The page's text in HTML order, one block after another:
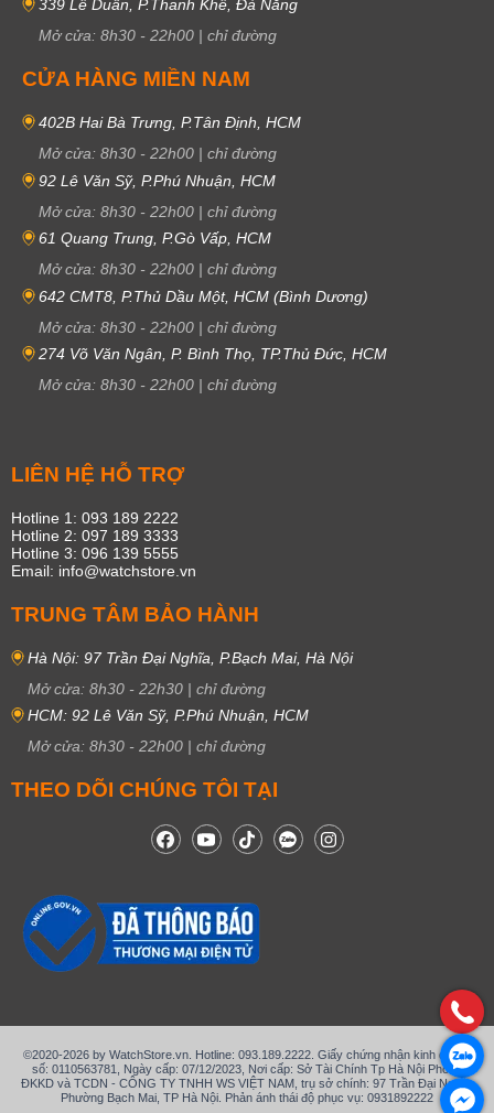
339 Lê Duẩn, P.Thanh Khê, Đà Nẵng
Mở cửa: 8h30 - 22h00 | chỉ đường
CỬA HÀNG MIỀN NAM
402B Hai Bà Trưng, P.Tân Định, HCM
Mở cửa: 8h30 - 22h00 | chỉ đường
92 Lê Văn Sỹ, P.Phú Nhuận, HCM
Mở cửa: 8h30 - 22h00 | chỉ đường
61 Quang Trung, P.Gò Vấp, HCM
Mở cửa: 8h30 - 22h00 | chỉ đường
642 CMT8, P.Thủ Dầu Một, HCM (Bình Dương)
Mở cửa: 8h30 - 22h00 | chỉ đường
274 Võ Văn Ngân, P. Bình Thọ, TP.Thủ Đức, HCM
Mở cửa: 8h30 - 22h00 | chỉ đường
LIÊN HỆ HỖ TRỢ
Hotline 1: 093 189 2222
Hotline 2: 097 189 3333
Hotline 3: 096 139 5555
Email: info@watchstore.vn
TRUNG TÂM BẢO HÀNH
Hà Nội: 97 Trần Đại Nghĩa, P.Bạch Mai, Hà Nội
Mở cửa: 8h30 - 22h30 | chỉ đường
HCM: 92 Lê Văn Sỹ, P.Phú Nhuận, HCM
Mở cửa: 8h30 - 22h00 | chỉ đường
THEO DÕI CHÚNG TÔI TẠI
©2020-2026 by WatchStore.vn. Hotline: 093.189.2222. Giấy chứng nhận kinh doanh
số: 0110563781, Ngày cấp: 07/12/2023, Nơi cấp: Sở Tài Chính Tp Hà Nội Phòng
ĐKKD và TCDN - CÔNG TY TNHH WS VIỆT NAM, trụ sở chính: 97 Trần Đại Nghĩa,
Phường Bạch Mai, TP Hà Nội. Phản ánh thái độ phục vụ: 0931892222